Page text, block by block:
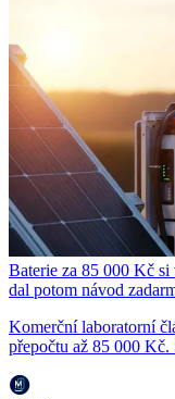
Baterie za 85 000 Kč
dal potom návod
Komerční laboratorní
přepočtu až 85 000 Kč.